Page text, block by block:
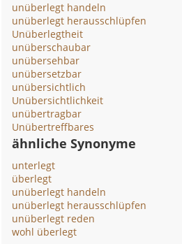
unüberlegt handeln
unüberlegt herausschlüpfen
Unüberlegtheit
unüberschaubar
unübersehbar
unübersetzbar
unübersichtlich
Unübersichtlichkeit
unübertragbar
Unübertreffbares
ähnliche Synonyme
unterlegt
überlegt
unüberlegt handeln
unüberlegt herausschlüpfen
unüberlegt reden
wohl überlegt